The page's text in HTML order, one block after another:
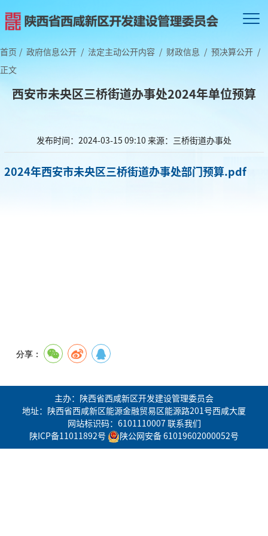
首页 / 政府信息公开 / 法定主动公开内容 / 财政信息 / 预决算公开 /
正文
西安市未央区三桥街道办事处2024年单位预算
发布时间：2024-03-15 09:10 来源：三桥街道办事处
2024年西安市未央区三桥街道办事处部门预算.pdf
分享：
主办：陕西省西咸新区开发建设管理委员会
地址：陕西省西咸新区能源金融贸易区能源路201号西咸大厦
网站标识码：6101110007 联系我们
陕ICP备11011892号
陕公网安备 61019602000052号